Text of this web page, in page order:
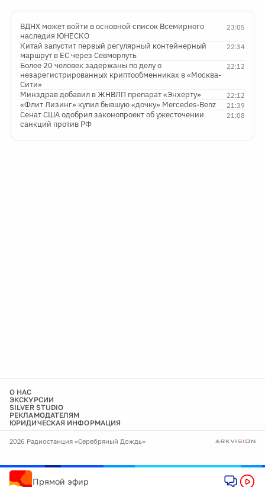
23:05
ВДНХ может войти в основной список Всемирного
наследия ЮНЕСКО
22:34
Китай запустит первый регулярный контейнерный
маршрут в ЕС через Севморпуть
22:12
Более 20 человек задержаны по делу о
незарегистрированных криптообменниках в «Москва-
Сити»
22:12
Минздрав добавил в ЖНВЛП препарат «Энхерту»
21:39
«Флит Лизинг» купил бывшую «дочку» Mercedes-Benz
21:08
Сенат США одобрил законопроект об ужесточении
санкций против РФ
О НАС
ЭКСКУРСИИ
SILVER STUDIO
РЕКЛАМОДАТЕЛЯМ
ЮРИДИЧЕСКАЯ ИНФОРМАЦИЯ
2026 Радиостанция «Серебряный Дождь»
Прямой эфир